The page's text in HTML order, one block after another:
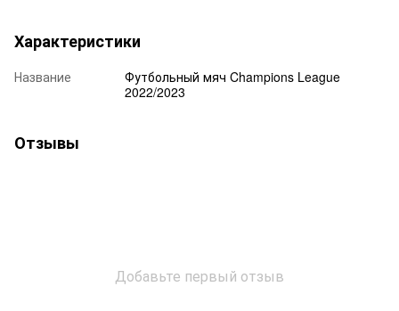
Характеристики
Название
Футбольный мяч Champions League
2022/2023
Отзывы
Добавьте первый отзыв